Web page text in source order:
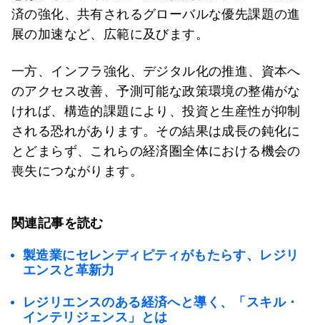
済の強化、共有されるグローバルな優先課題の進
展の加速など、広範に及びます。
一方、インフラ強化、デジタル化の推進、資本へ
のアクセス改善、予測可能な政策環境の整備がな
ければ、構造的課題により、投資と生産性が抑制
される恐れがあります。その結果は成長の鈍化に
とどまらず、これらの経済圏全体における機会の
喪失につながります。
関連記事を読む
製造業にセレンディピティがもたらす、レジリ
エンスと革新力
レジリエンスのある経済へと導く、「スキル・
インテリジェンス」とは